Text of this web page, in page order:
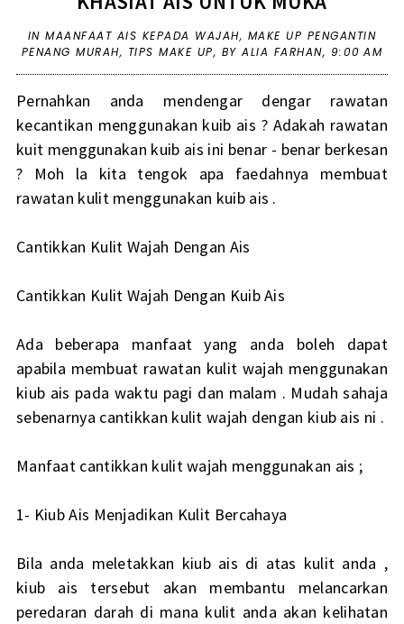
INMAANFAAT AIS KEPADA WAJAH, MAKE UP PENGANTIN
PENANG MURAH, TIPS MAKE UP, BY ALIA FARHAN, 9:00 AM
Pernahkan anda mendengar dengar rawatan
kecantikan menggunakan kuib ais ? Adakah rawatan
kuit menggunakan kuib ais ini benar - benar berkesan
? Moh la kita tengok apa faedahnya membuat
rawatan kulit menggunakan kuib ais .
Cantikkan Kulit Wajah Dengan Ais
Cantikkan Kulit Wajah Dengan Kuib Ais
Ada beberapa manfaat yang anda boleh dapat
apabila membuat rawatan kulit wajah menggunakan
kiub ais pada waktu pagi dan malam . Mudah sahaja
sebenarnya cantikkan kulit wajah dengan kiub ais ni .
Manfaat cantikkan kulit wajah menggunakan ais ;
1- Kiub Ais Menjadikan Kulit Bercahaya
Bila anda meletakkan kiub ais di atas kulit anda ,
kiub ais tersebut akan membantu melancarkan
peredaran darah di mana kulit anda akan kelihatan